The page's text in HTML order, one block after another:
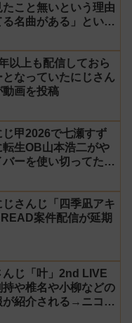
こと無いという理由
名曲がある」という
以上も配信しておら
なっていたにじさん
動画を投稿
じ甲2026で七瀬すず
生OB山本浩二がや
ーを使い切ってたの
可能に
じさんじ「四季凪アキ
案件配信が延期
んじ「叶」2nd LIVE
や椎名や小柳などの
が紹介される→ニコニ